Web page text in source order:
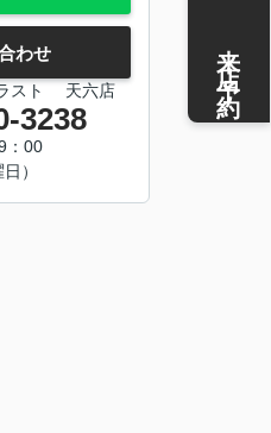
わせ
スト 天六店
3238
：00
）
来店予約